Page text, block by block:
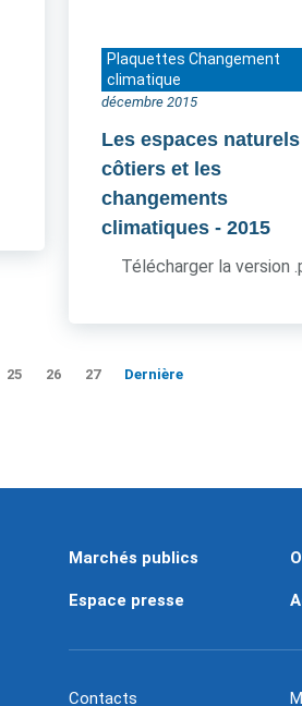
Plaquettes Changement
climatique
décembre 2015
Les espaces naturels
côtiers et les
changements
climatiques - 2015
Télécharger la version
25 26 27 Dernière
Marchés publics
Espace presse
Contacts